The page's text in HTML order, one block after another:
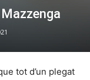
Mazzenga
tot d’un plegat